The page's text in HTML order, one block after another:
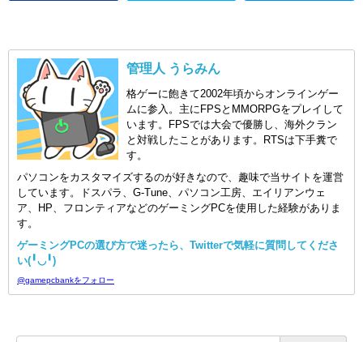
管理人 うらみん
格ゲーに飽きて2002年頃からオンラインゲー
ムに参入。主にFPSとMMORPGをプレイして
います。FPSでは大会で優勝し、海外クラン
と対戦したことがあります。RTSは下手糞で
す。
パソコンをカスタマイズするのが好きなので、趣味で当サイトを運営
しています。ドスパラ、G-Tune、パソコン工房、エイリアンウェ
ア、HP、フロンティアなどのゲーミングPCを使用した経験がありま
す。
ゲーミングPCの選び方で迷ったら、Twitterで気軽に質問してくださ
い(╹◡╹)
@gamepcbankをフォロー